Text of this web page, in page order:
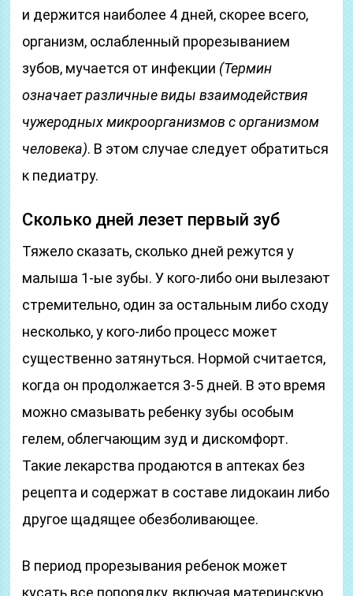
и держится наиболее 4 дней, скорее всего,
организм, ослабленный прорезыванием
зубов, мучается от инфекции (Термин
означает различные виды взаимодействия
чужеродных микроорганизмов с организмом
человека). В этом случае следует обратиться
к педиатру.
Сколько дней лезет первый зуб
Тяжело сказать, сколько дней режутся у
малыша 1-ые зубы. У кого-либо они вылезают
стремительно, один за остальным либо сходу
несколько, у кого-либо процесс может
существенно затянуться. Нормой считается,
когда он продолжается 3-5 дней. В это время
можно смазывать ребенку зубы особым
гелем, облегчающим зуд и дискомфорт.
Такие лекарства продаются в аптеках без
рецепта и содержат в составе лидокаин либо
другое щадящее обезболивающее.
В период прорезывания ребенок может
кусать все попорядку, включая материнскую